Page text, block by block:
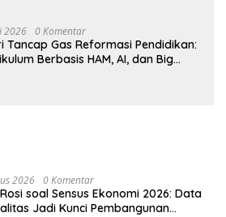
2026 0 Komentar
Tancap Gas Reformasi Pendidikan:
Berbasis HAM, AI, dan Big
2026 0 Komentar
soal Sensus Ekonomi 2026: Data
Jadi Kunci Pembangunan